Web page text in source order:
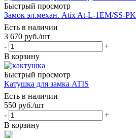
Быстрый просмотр
Замок эл.механ. Atix At-L-1EM/SS-PK
Есть в наличии
3 670 руб./шт
-
+
В корзину
Быстрый просмотр
Катушка для замка ATIS
Есть в наличии
550 руб./шт
-
+
В корзину